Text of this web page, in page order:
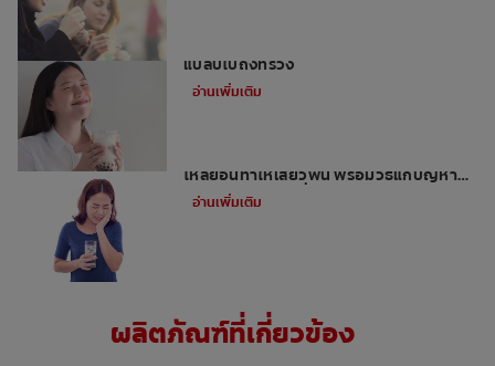
แปล๊บไปถึงทรวง
อ่านเพิ่มเติม
ไหลย้อนทำให้เสียวฟัน พร้อมวิธีแก้ปัญหา
ด้วยยาสีฟันเกลือที่ดีจากคอลเกต
อ่านเพิ่มเติม
ผลิตภัณฑ์ที่เกี่ยวข้อง